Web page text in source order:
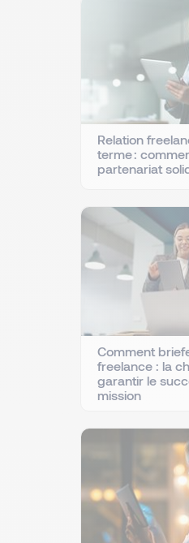
Relation
terme :
partenariat
Comment
freelance : la
garantir le
mission